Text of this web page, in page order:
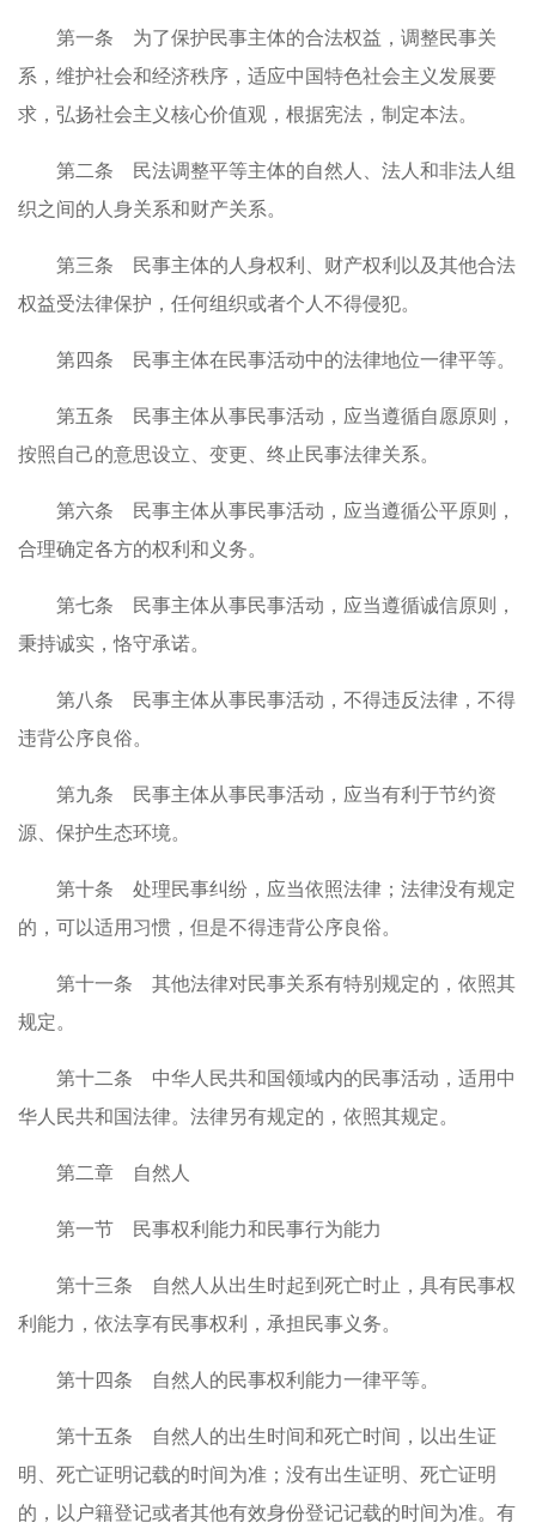
第一条 为了保护民事主体的合法权益，调整民事关
系，维护社会和经济秩序，适应中国特色社会主义发展要
求，弘扬社会主义核心价值观，根据宪法，制定本法。
第二条 民法调整平等主体的自然人、法人和非法人组
织之间的人身关系和财产关系。
第三条 民事主体的人身权利、财产权利以及其他合法
权益受法律保护，任何组织或者个人不得侵犯。
第四条 民事主体在民事活动中的法律地位一律平等。
第五条 民事主体从事民事活动，应当遵循自愿原则，
按照自己的意思设立、变更、终止民事法律关系。
第六条 民事主体从事民事活动，应当遵循公平原则，
合理确定各方的权利和义务。
第七条 民事主体从事民事活动，应当遵循诚信原则，
秉持诚实，恪守承诺。
第八条 民事主体从事民事活动，不得违反法律，不得
违背公序良俗。
第九条 民事主体从事民事活动，应当有利于节约资
源、保护生态环境。
第十条 处理民事纠纷，应当依照法律；法律没有规定
的，可以适用习惯，但是不得违背公序良俗。
第十一条 其他法律对民事关系有特别规定的，依照其
规定。
第十二条 中华人民共和国领域内的民事活动，适用中
华人民共和国法律。法律另有规定的，依照其规定。
第二章 自然人
第一节 民事权利能力和民事行为能力
第十三条 自然人从出生时起到死亡时止，具有民事权
利能力，依法享有民事权利，承担民事义务。
第十四条 自然人的民事权利能力一律平等。
第十五条 自然人的出生时间和死亡时间，以出生证
明、死亡证明记载的时间为准；没有出生证明、死亡证明
的，以户籍登记或者其他有效身份登记记载的时间为准。有